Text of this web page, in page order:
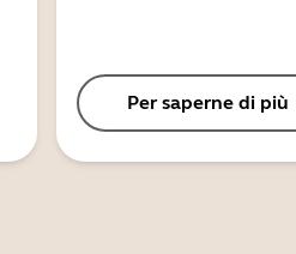
Per saperne di più